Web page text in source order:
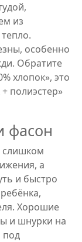
из
особенно
Обратите
хлопок», это
полиэстер»
фасон
слишком
а
и быстро
Хорошие
и шнурки на
под